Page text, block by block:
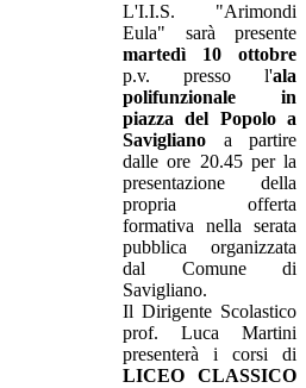
L'I.I.S. "Arimondi
Eula" sarà presente
martedì 10 ottobre
p.v. presso l'ala
polifunzionale in
piazza del Popolo a
Savigliano a partire
dalle ore 20.45 per la
presentazione della
propria offerta
formativa nella serata
pubblica organizzata
dal Comune di
Savigliano.
Il Dirigente Scolastico
prof. Luca Martini
presenterà i corsi di
LICEO CLASSICO